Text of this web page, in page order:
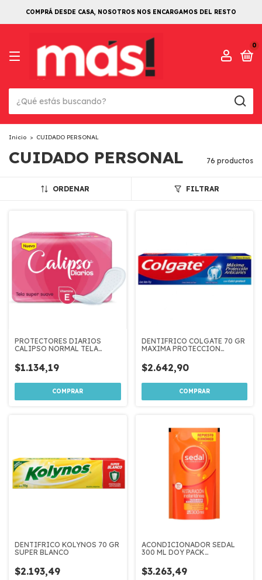
COMPRÁ DESDE CASA, NOSOTROS NOS ENCARGAMOS DEL RESTO
0
Inicio > CUIDADO PERSONAL
CUIDADO PERSONAL 76 productos
ORDENAR FILTRAR
PROTECTORES DIARIOS
CALIPSO NORMAL TELA
$1.134,19
DENTIFRICO COLGATE 70 GR
MAXIMA PROTECCION
$2.642,90
DENTIFRICO KOLYNOS 70 GR
SUPER BLANCO
$2.193,49
ACONDICIONADOR SEDAL
300 ML DOY PACK
INSTANTANEA
$3.263,49